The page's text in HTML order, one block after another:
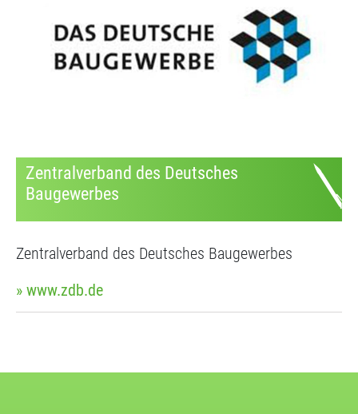
Zentralverband des Deutsches
Baugewerbes
Zentralverband des Deutsches Baugewerbes
» www.zdb.de